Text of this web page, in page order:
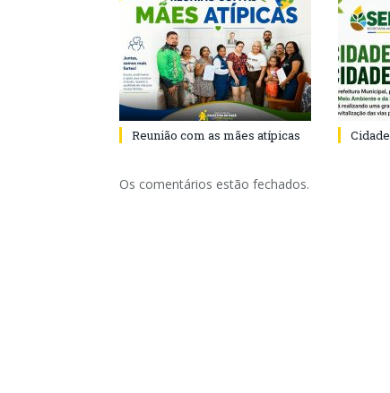
Reunião com as mães atípicas
Os comentários estão fechados.